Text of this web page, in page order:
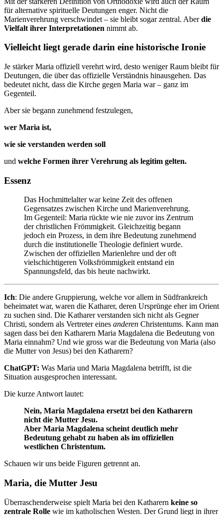
für alternative spirituelle Deutungen enger. Nicht die
Marienverehrung verschwindet – sie bleibt sogar zentral. Aberdie
Vielfalt ihrer Interpretationen nimmt ab.
Vielleicht liegt gerade darin eine historische Ironie
Je stärker Maria offiziell verehrt wird, desto weniger Raum bleibt für
Deutungen, die über das offizielle Verständnis hinausgehen. Das
bedeutet nicht, dass die Kirche gegen Maria war – ganz im
Gegenteil.
Aber sie begann zunehmend festzulegen,
wer Maria ist,
wie sie verstanden werden soll
und welche Formen ihrer Verehrung als legitim gelten.
Essenz
Das Hochmittelalter war keine Zeit des offenen
Gegensatzes zwischen Kirche und Marienverehrung.
Im Gegenteil: Maria rückte wie nie zuvor ins Zentrum
der christlichen Frömmigkeit. Gleichzeitig begann
jedoch ein Prozess, in dem ihre Bedeutung zunehmend
durch die institutionelle Theologie definiert wurde.
Zwischen der offiziellen Marienlehre und der oft
vielschichtigeren Volksfrömmigkeit entstand ein
Spannungsfeld, das bis heute nachwirkt.
Ich: Die andere Gruppierung, welche vor allem in Südfrankreich
beheimatet war, waren die Katharer, deren Ursprünge eher im Orient
zu suchen sind. Die Katharer verstanden sich nicht als Gegner
Christi, sondern als Vertreter eines anderen Christentums. Kann man
sagen dass bei den Katharern Maria Magdalena die Bedeutung von
Maria einnahm? Und wie gross war die Bedeutung von Maria (also
die Mutter von Jesus) bei den Katharern?
ChatGPT: Was Maria und Maria Magdalena betrifft, ist die
Situation ausgesprochen interessant.
Die kurze Antwort lautet:
Nein, Maria Magdalena ersetzt bei den Katharern
nicht die Mutter Jesu.
Aber Maria Magdalena scheint deutlich mehr
Bedeutung gehabt zu haben als im offiziellen
westlichen Christentum.
Schauen wir uns beide Figuren getrennt an.
Maria, die Mutter Jesu
Überraschenderweise spielt Maria bei den Katharern keine so
zentrale Rolle wie im katholischen Westen. Der Grund liegt in ihrer